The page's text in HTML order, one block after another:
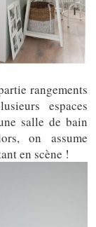
rangements
espaces
salle de bain
on assume
en scène !